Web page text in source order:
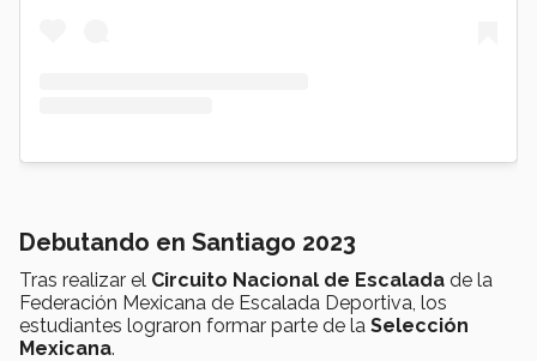
Debutando en Santiago 2023
Tras realizar el Circuito Nacional de Escalada de la
Federación Mexicana de Escalada Deportiva, los
estudiantes lograron formar parte de la Selección
Mexicana.